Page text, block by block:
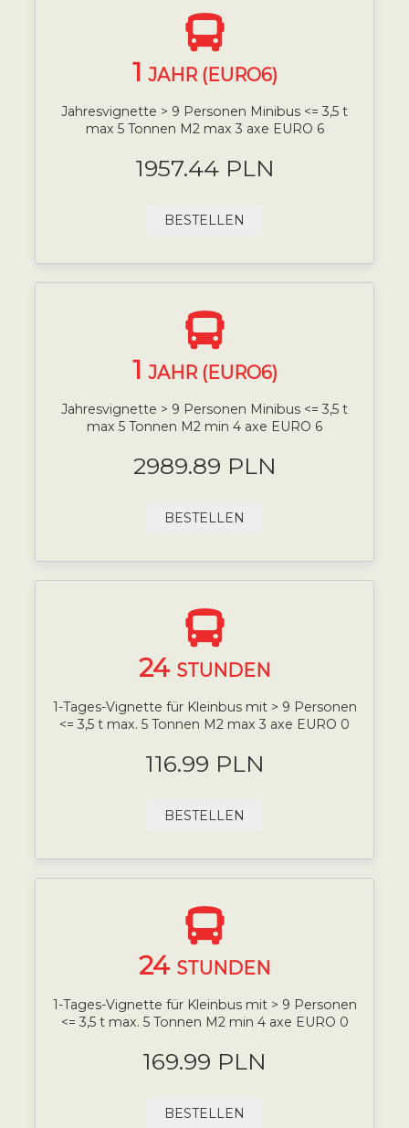
1 JAHR (EURO6)
Jahresvignette > 9 Personen Minibus <= 3,5 t
max 5 Tonnen M2 max 3 axe EURO 6
1957.44 PLN
BESTELLEN
1 JAHR (EURO6)
Jahresvignette > 9 Personen Minibus <= 3,5 t
max 5 Tonnen M2 min 4 axe EURO 6
2989.89 PLN
BESTELLEN
24 STUNDEN
1-Tages-Vignette für Kleinbus mit > 9 Personen
<= 3,5 t max. 5 Tonnen M2 max 3 axe EURO 0
116.99 PLN
BESTELLEN
24 STUNDEN
1-Tages-Vignette für Kleinbus mit > 9 Personen
<= 3,5 t max. 5 Tonnen M2 min 4 axe EURO 0
169.99 PLN
BESTELLEN